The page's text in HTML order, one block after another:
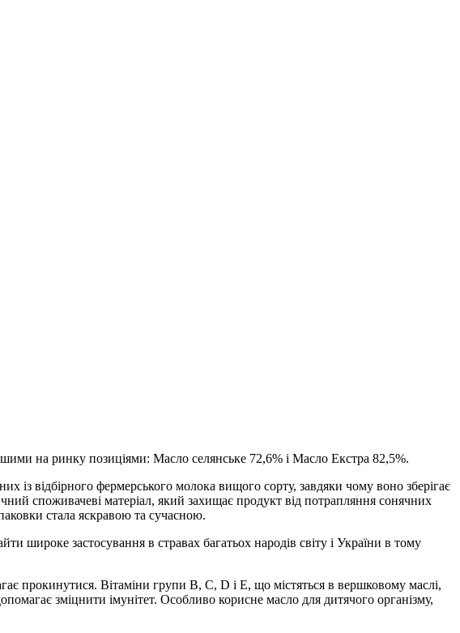
на ринку позиціями: Масло селянське 72,6% і Масло Екстра 82,5%.
із відбірного фермерського молока вищого сорту, завдяки чому воно зберігає
споживачеві матеріал, який захищає продукт від потрапляння сонячних
стала яскравою та сучасною.
широке застосування в стравах багатьох народів світу і України в тому
прокинутися. Вітаміни групи В, С, D і E, що містяться в вершковому маслі,
зміцнити імунітет. Особливо корисне масло для дитячого організму,